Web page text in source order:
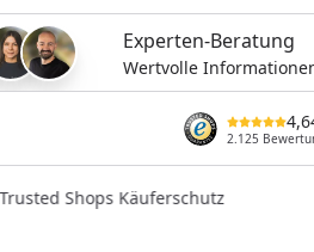
Experten-Beratung
Wertvolle
2.125
Trusted Shops Käuferschutz